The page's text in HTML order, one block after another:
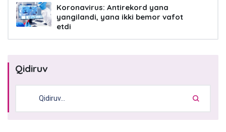
Koronavirus: Antirekord yana
yangilandi, yana ikki bemor vafot
etdi
Qidiruv